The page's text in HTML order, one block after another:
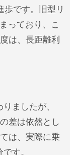
歩です。旧型リ
っており、こ
は、長距離利
ましたが、
差は依然とし
は、実際に乗
す。